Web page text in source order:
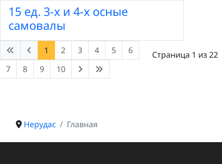
15 ед. 3-х и 4-х осные
самовалы
Страница 1 из 22
1 2 3 4 5
6
7
8 9 10
Нерудас Главная